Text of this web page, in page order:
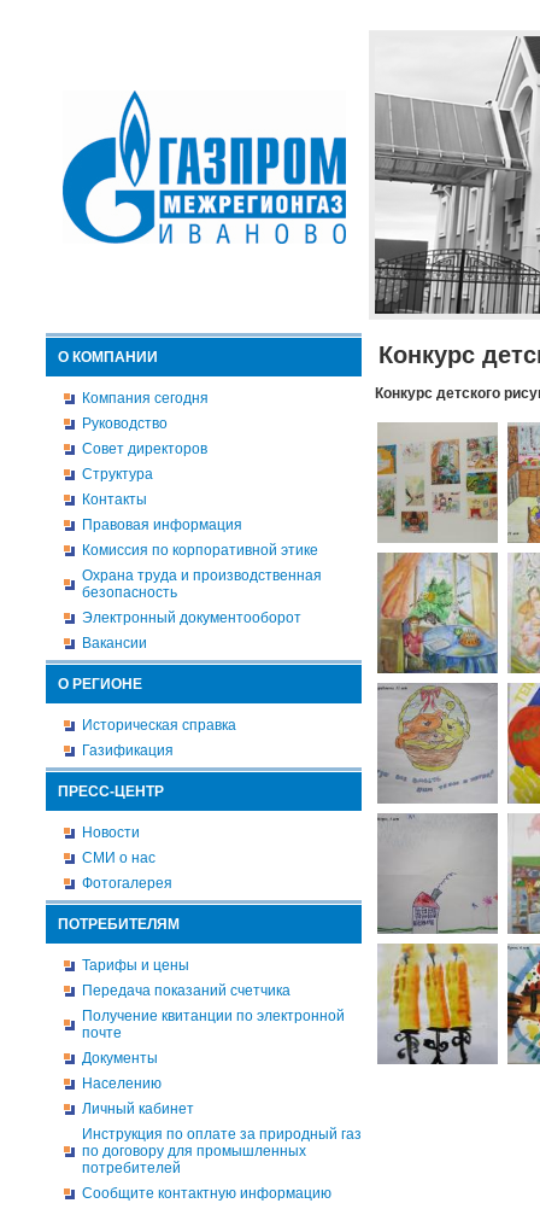
О КОМПАНИИ
Компания сегодня
Руководство
Совет директоров
Структура
Контакты
Правовая информация
Комиссия по корпоративной этике
Охрана труда и производственная
безопасность
Электронный документооборот
Вакансии
О РЕГИОНЕ
Историческая справка
Газификация
ПРЕСС-ЦЕНТР
Новости
СМИ о нас
Фотогалерея
ПОТРЕБИТЕЛЯМ
Тарифы и цены
Передача показаний счетчика
Получение квитанции по электронной
почте
Документы
Населению
Личный кабинет
Инструкция по оплате за природный газ
по договору для промышленных
потребителей
Сообщите контактную информацию
Конкурс
Конкурс детского